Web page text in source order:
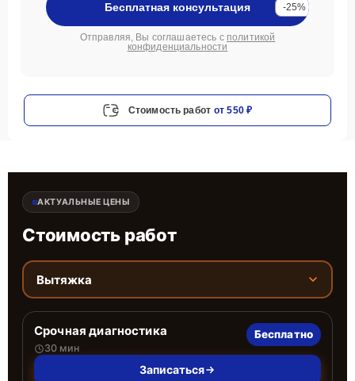
Бесплатная консультация -25%
Отправляя, Вы соглашаетесь с политикой
конфиденциальности
Стоимость работ от 550 ₽
АКТУАЛЬНЫЕ ЦЕНЫ
Стоимость работ
Вытяжка
Срочная диагностика
30 мин
Бесплатно
Записаться